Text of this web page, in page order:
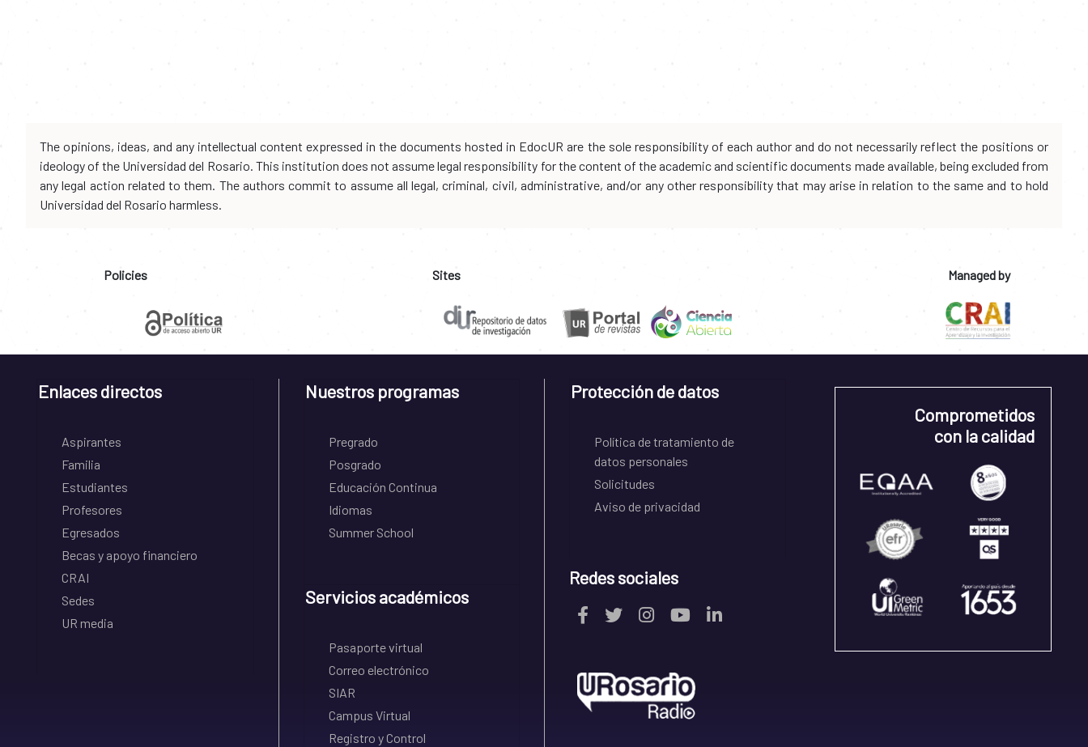
The opinions, ideas, and any intellectual content expressed in the documents hosted in EdocUR are the sole responsibility of each author and do not necessarily reflect the positions or
ideology of the Universidad del Rosario. This institution does not assume legal responsibility for the content of the academic and scientific documents made available, being excluded from
any legal action related to them. The authors commit to assume all legal, criminal, civil, administrative, and/or any other responsibility that may arise in relation to the same and to hold
Universidad del Rosario harmless.
Policies Sites Managed by
Enlaces directos
Aspirantes
Familia
Estudiantes
Profesores
Egresados
Becas y apoyo financiero
CRAI
Sedes
UR media
Nuestros programas
Pregrado
Posgrado
Educación Continua
Idiomas
Summer School
Servicios académicos
Pasaporte virtual
Correo electrónico
SIAR
Campus Virtual
Registro y Control
Protección de datos
Política de tratamiento de
datos personales
Solicitudes
Aviso de privacidad
Redes sociales
Comprometidos
con la calidad